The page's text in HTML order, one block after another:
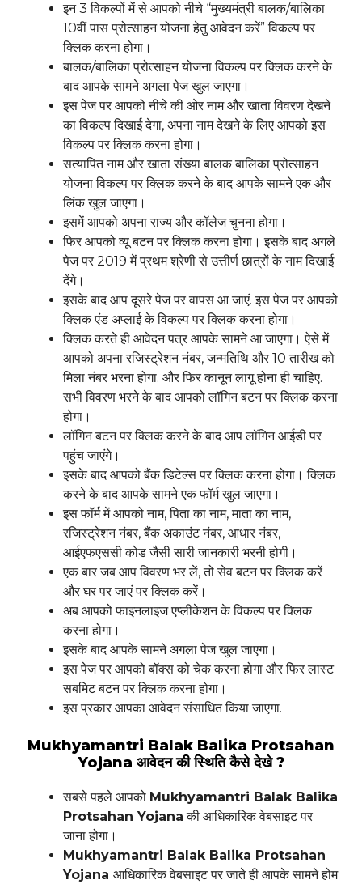
इन 3 विकल्पों में से आपको नीचे “मुख्यमंत्री बालक/बालिका
10वीं पास प्रोत्साहन योजना हेतु आवेदन करें” विकल्प पर
क्लिक करना होगा।
बालक/बालिका प्रोत्साहन योजना विकल्प पर क्लिक करने के
बाद आपके सामने अगला पेज खुल जाएगा।
इस पेज पर आपको नीचे की ओर नाम और खाता विवरण देखने
का विकल्प दिखाई देगा, अपना नाम देखने के लिए आपको इस
विकल्प पर क्लिक करना होगा।
सत्यापित नाम और खाता संख्या बालक बालिका प्रोत्साहन
योजना विकल्प पर क्लिक करने के बाद आपके सामने एक और
लिंक खुल जाएगा।
इसमें आपको अपना राज्य और कॉलेज चुनना होगा।
फिर आपको व्यू बटन पर क्लिक करना होगा। इसके बाद अगले
पेज पर 2019 में प्रथम श्रेणी से उत्तीर्ण छात्रों के नाम दिखाई
देंगे।
इसके बाद आप दूसरे पेज पर वापस आ जाएं. इस पेज पर आपको
क्लिक एंड अप्लाई के विकल्प पर क्लिक करना होगा।
क्लिक करते ही आवेदन पत्र आपके सामने आ जाएगा। ऐसे में
आपको अपना रजिस्ट्रेशन नंबर, जन्मतिथि और 10 तारीख को
मिला नंबर भरना होगा. और फिर कानून लागू होना ही चाहिए.
सभी विवरण भरने के बाद आपको लॉगिन बटन पर क्लिक करना
होगा।
लॉगिन बटन पर क्लिक करने के बाद आप लॉगिन आईडी पर
पहुंच जाएंगे।
इसके बाद आपको बैंक डिटेल्स पर क्लिक करना होगा। क्लिक
करने के बाद आपके सामने एक फॉर्म खुल जाएगा।
इस फॉर्म में आपको नाम, पिता का नाम, माता का नाम,
रजिस्ट्रेशन नंबर, बैंक अकाउंट नंबर, आधार नंबर,
आईएफएससी कोड जैसी सारी जानकारी भरनी होगी।
एक बार जब आप विवरण भर लें, तो सेव बटन पर क्लिक करें
और घर पर जाएं पर क्लिक करें।
अब आपको फाइनलाइज एप्लीकेशन के विकल्प पर क्लिक
करना होगा।
इसके बाद आपके सामने अगला पेज खुल जाएगा।
इस पेज पर आपको बॉक्स को चेक करना होगा और फिर लास्ट
सबमिट बटन पर क्लिक करना होगा।
इस प्रकार आपका आवेदन संसाधित किया जाएगा.
Mukhyamantri Balak Balika Protsahan
Yojana आवेदन की स्थिति कैसे देखे ?
सबसे पहले आपको Mukhyamantri Balak Balika
Protsahan Yojana की आधिकारिक वेबसाइट पर
जाना होगा।
Mukhyamantri Balak Balika Protsahan
Yojana आधिकारिक वेबसाइट पर जाते ही आपके सामने होम